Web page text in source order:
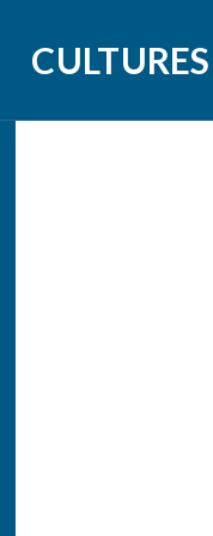
CULTURES